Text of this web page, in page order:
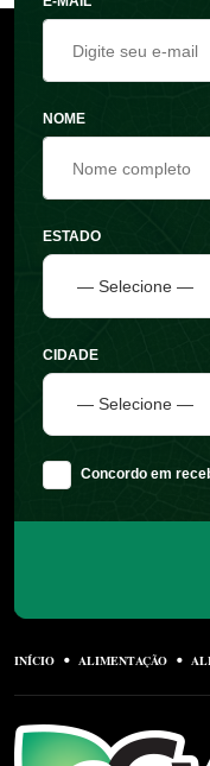
NOME
ESTADO
CIDADE
Concordo em
INÍCIO ALIMENTAÇÃO